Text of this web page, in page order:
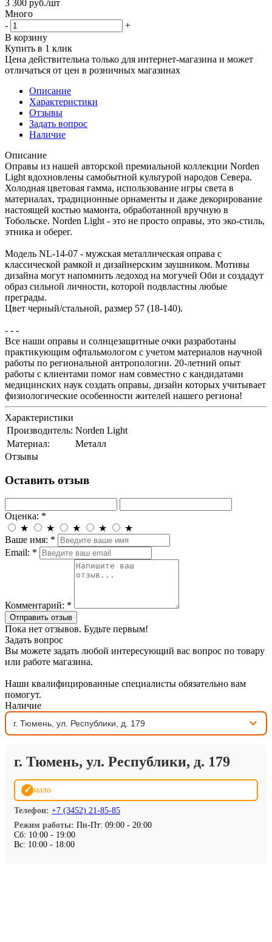
3 300 руб./шт
Много
-
+
В корзину
Купить в 1 клик
Цена действительна только для интернет-магазина и может
отличаться от цен в розничных магазинах
Описание
Характеристики
Отзывы
Задать вопрос
Наличие
Описание
Оправы из нашей авторской премиальной коллекции Norden
Light вдохновлены самобытной культурой народов Севера.
Холодная цветовая гамма, использование игры света в
материалах, традиционные орнаменты и даже декорирование
настоящей костью мамонта, обработанной вручную в
Тобольске. Norden Light - это не просто оправы, это эко-стиль,
этника и оберег.
Модель NL-14-07 - мужская металлическая оправа с
классической рамкой и дизайнерским заушником. Мотивы
дизайна могут напомнить ледоход на могучей Оби и создадут
образ сильной личности, которой подвластны любые
преграды.
Цвет черный/стальной, размер 57 (18-140).
- - -
Все наши оправы и солнцезащитные очки разработаны
практикующим офтальмологом с учетом материалов научной
работы по региональной антропологии. 20-летний опыт
работы с клиентами помог нам совместно с кандидатами
медицинских наук создать оправы, дизайн которых учитывает
физиологические особенности жителей нашего региона!
Характеристики
Производитель: Norden Light
Материал:
Металл
Отзывы
Оставить отзыв
Оценка: *
★
★ ★ ★
★
Ваше имя: *
Email: *
Комментарий: *
Отправить отзыв
Пока нет отзывов. Будьте первым!
Задать вопрос
Вы можете задать любой интересующий вас вопрос по товару
или работе магазина.
Наши квалифицированные специалисты обязательно вам
помогут.
Наличие
г. Тюмень, ул. Республики, д. 179
✓ мало
Телефон: +7 (3452) 21-85-85
Режим работы: Пн-Пт: 09:00 - 20:00
Сб: 10:00 - 19:00
Вс: 10:00 - 18:00